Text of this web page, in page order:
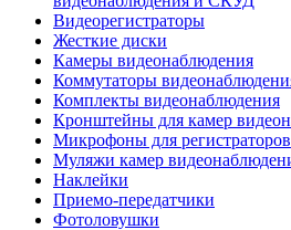
Видеорегистраторы
Жесткие диски
Камеры видеонаблюдения
Коммутаторы
Комплекты видеонаблюдения
Кронштейны для камер
Микрофоны для регистраторов
Муляжи камер
Наклейки
Приемо-передатчики
Фотоловушки